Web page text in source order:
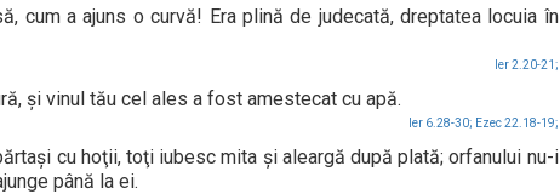
cum a ajuns o curvă! Era plină de judecată, dreptatea locuia în
Ier 2.20-21;
şi vinul tău cel ales a fost amestecat cu apă.
Ier 6.28-30; Ezec 22.18-19;
cu hoţii, toţi iubesc mita şi aleargă după plată; orfanului nu-i
până la ei.